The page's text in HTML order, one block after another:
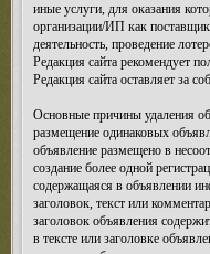
иные услуги, для оказания
организации/ИП как
деятельность, проведение
Редакция сайта рекомендует
Редакция сайта оставляет за
Основные причины удаления
размещение одинаковых
объявление размещено в
создание более одной
содержащаяся в объявлении
заголовок, текст или
заголовок объявления
в тексте или заголовке